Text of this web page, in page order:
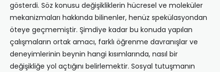
gösterdi. Söz konusu değişikliklerin hücresel ve moleküler
mekanizmaları hakkında bilinenler, henüz spekülasyondan
öteye geçmemiştir. Şimdiye kadar bu konuda yapılan
çalışmaların ortak amacı, farklı öğrenme davranışlar ve
deneyimlerinin beynin hangi kısımlarında, nasıl bir
değişikliğe yol açtığını belirlemektir. Sosyal tutuşmanın